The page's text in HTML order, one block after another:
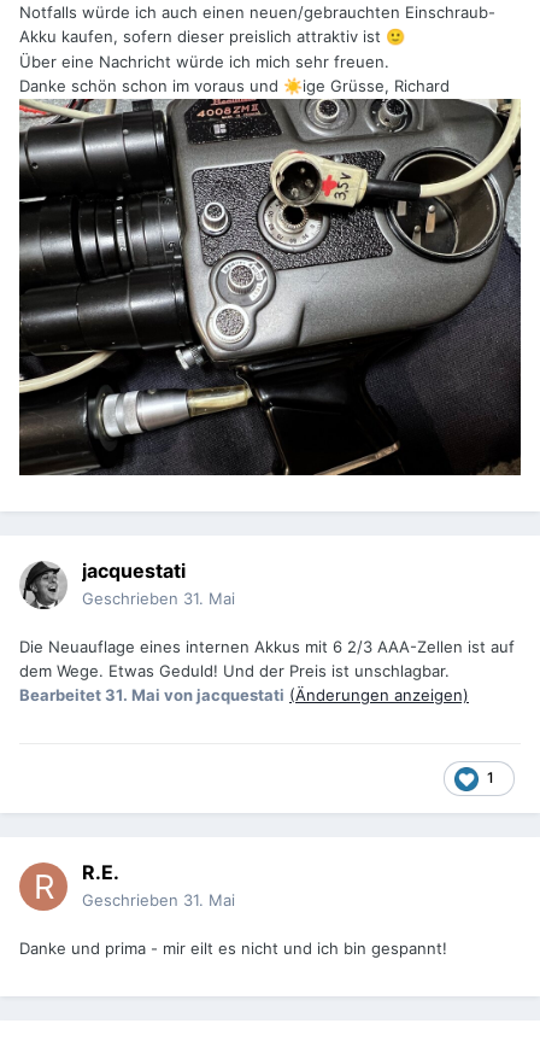
Notfalls würde ich auch einen neuen/gebrauchten Einschraub-
Akku kaufen, sofern dieser preislich attraktiv ist 🙂
Über eine Nachricht würde ich mich sehr freuen.
Danke schön schon im voraus und ☀️ige Grüsse, Richard
jacquestati
Geschrieben 31. Mai
Die Neuauflage eines internen Akkus mit 6 2/3 AAA-Zellen ist auf
dem Wege. Etwas Geduld! Und der Preis ist unschlagbar.
Bearbeitet31. Mai von jacquestati (Änderungen anzeigen)
1
R.E.
Geschrieben 31. Mai
Danke und prima - mir eilt es nicht und ich bin gespannt!